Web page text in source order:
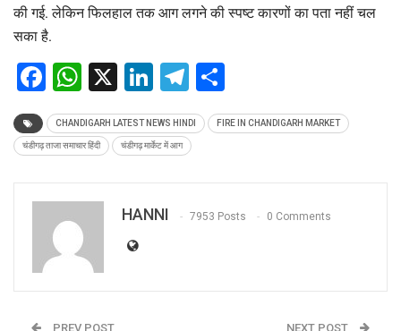
की गई. लेकिन फिलहाल तक आग लगने की स्पष्ट कारणों का पता नहीं चल
सका है.
Facebook
WhatsApp
X LinkedIn
Telegram
CHANDIGARH LATEST NEWS HINDI FIRE IN CHANDIGARH MARKET
चंडीगढ़ ताजा समाचार हिंदी चंडीगढ़ मार्केट में आग
HANNI 7953 Posts 0 Comments
PREV POST NEXT POST